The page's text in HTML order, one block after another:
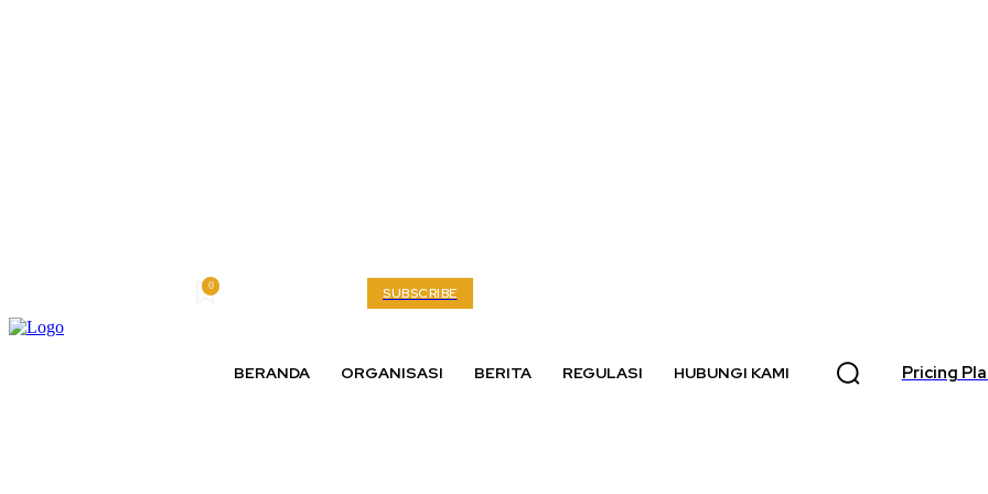
0 SUBSCRIBE
BERANDA ORGANISASI BERITA REGULASI HUBUNGI KAMI Pricing